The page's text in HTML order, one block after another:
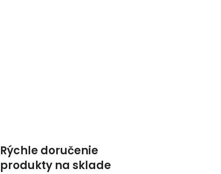
Rýchle doručenie
produkty na sklade